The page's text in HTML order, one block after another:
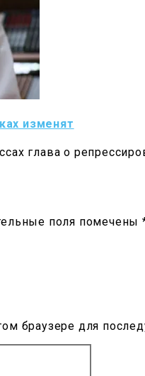
изменят
глава о
поля помечены
браузере для